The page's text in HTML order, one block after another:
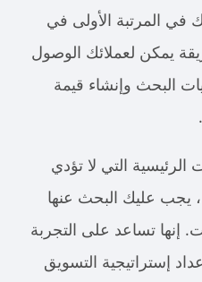
المرتبة الأولى في
يمكن لعملائك الوصول
البحث وإنشاء قيمة
التي لا تؤدي
عليك البحث عنها
تساعد على التجربة
التسويق